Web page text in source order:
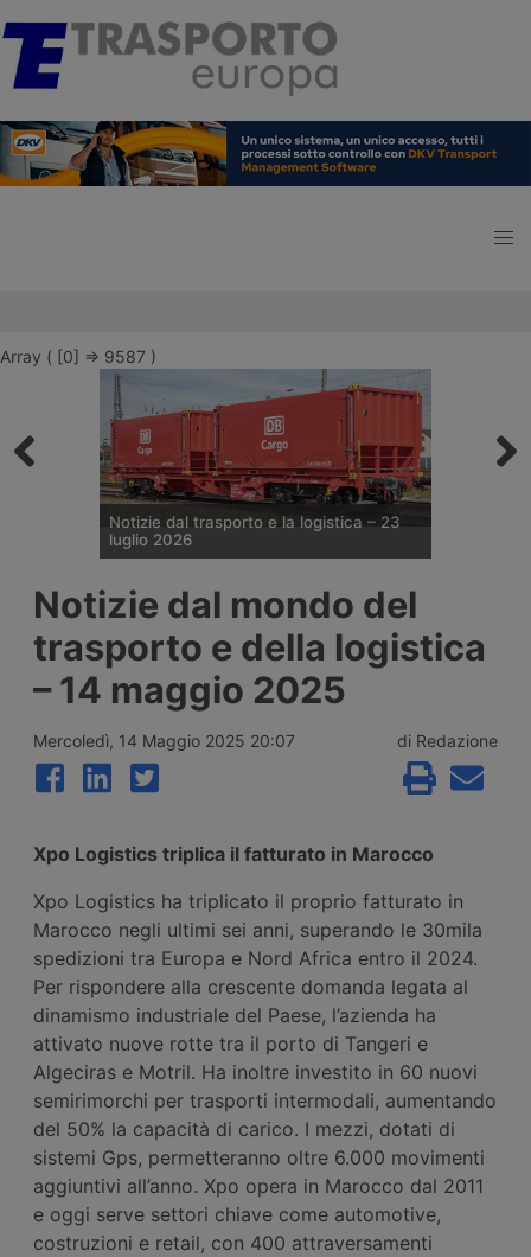
Array ( [0] => 9587 )
Notizie dal trasporto e la logistica – 23
luglio 2026
approva portacontainer nucleare –
Imbarcati 1.500 suv Lepas per l’Europa –
Mercitalia ottiene manovre ferroviarie a
Genova e Savona – Gls potenzia a Bolzano
Notizie dal mondo del
trasporto e della logistica
– 14 maggio 2025
Mercoledì, 14 Maggio 2025 20:07 di Redazione
Xpo Logistics triplica il fatturato in Marocco
Xpo Logistics ha triplicato il proprio fatturato in
Marocco negli ultimi sei anni, superando le 30mila
spedizioni tra Europa e Nord Africa entro il 2024.
Per rispondere alla crescente domanda legata al
dinamismo industriale del Paese, l’azienda ha
attivato nuove rotte tra il porto di Tangeri e
Algeciras e Motril. Ha inoltre investito in 60 nuovi
semirimorchi per trasporti intermodali, aumentando
del 50% la capacità di carico. I mezzi, dotati di
sistemi Gps, permetteranno oltre 6.000 movimenti
aggiuntivi all’anno. Xpo opera in Marocco dal 2011
e oggi serve settori chiave come automotive,
costruzioni e retail, con 400 attraversamenti